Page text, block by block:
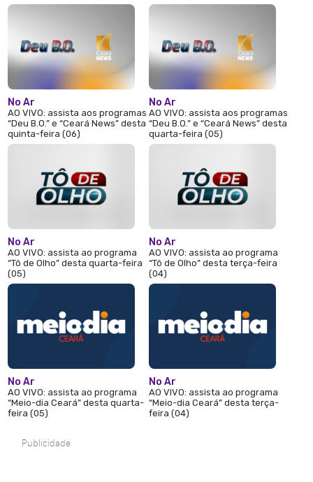
No Ar
AO VIVO: assista aos programas
“Deu B.O.” e “Ceará News” desta
quinta-feira (06)
No Ar
AO VIVO: assista ao programa
“Tô de Olho” desta quarta-feira
(05)
No Ar
AO VIVO: assista ao programa
“Meio-dia Ceará” desta quarta-
feira (05)
No Ar
AO VIVO: assista aos programas
“Deu B.O.” e “Ceará News” desta
quarta-feira (05)
No Ar
AO VIVO: assista ao programa
“Tô de Olho” desta terça-feira
(04)
No Ar
AO VIVO: assista ao programa
“Meio-dia Ceará” desta terça-
feira (04)
Publicidade